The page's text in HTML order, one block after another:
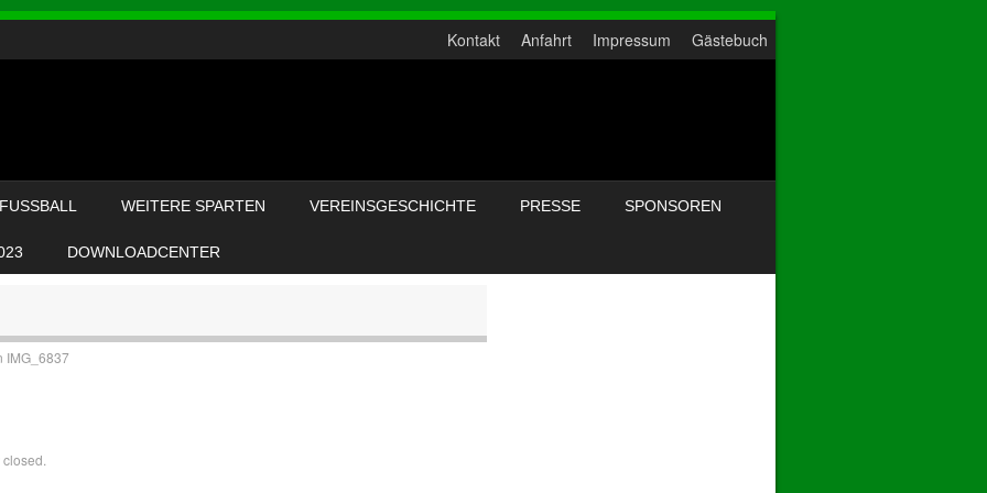
Kontakt Anfahrt Impressum Gästebuch
FUSSBALL WEITERE SPARTEN VEREINSGESCHICHTE PRESSE SPONSOREN
DOWNLOADCENTER
IMG_6837